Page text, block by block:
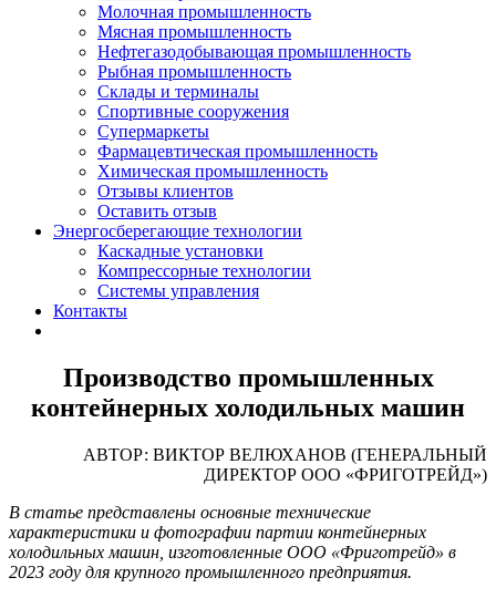
Молочная промышленность
Мясная промышленность
Нефтегазодобывающая промышленность
Рыбная промышленность
Склады и терминалы
Спортивные сооружения
Супермаркеты
Фармацевтическая промышленность
Химическая промышленность
Отзывы клиентов
Оставить отзыв
Энергосберегающие технологии
Каскадные установки
Компрессорные технологии
Системы управления
Контакты
Производство промышленных
контейнерных холодильных машин
АВТОР: ВИКТОР ВЕЛЮХАНОВ (ГЕНЕРАЛЬНЫЙ
ДИРЕКТОР ООО «ФРИГОТРЕЙД»)
В статье представлены основные технические
характеристики и фотографии партии контейнерных
холодильных машин, изготовленные ООО «Фриготрейд» в
2023 году для крупного промышленного предприятия.